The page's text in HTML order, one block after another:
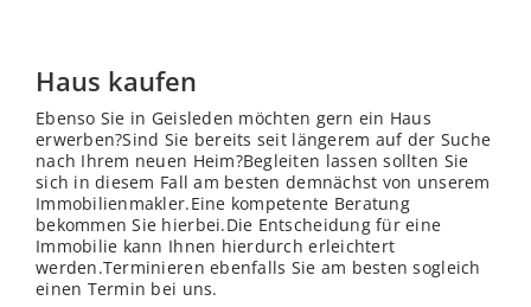
Haus kaufen
Ebenso Sie in Geisleden möchten gern ein Haus
erwerben?Sind Sie bereits seit längerem auf der Suche
nach Ihrem neuen Heim?Begleiten lassen sollten Sie
sich in diesem Fall am besten demnächst von unserem
Immobilienmakler.Eine kompetente Beratung
bekommen Sie hierbei.Die Entscheidung für eine
Immobilie kann Ihnen hierdurch erleichtert
werden.Terminieren ebenfalls Sie am besten sogleich
einen Termin bei uns.